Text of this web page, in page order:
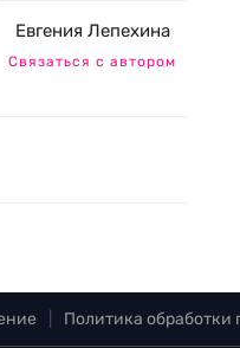
Евгения Лепехина
Связаться с автором
Политика